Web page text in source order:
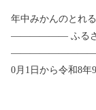
年中みかんのとれるまち 御
―――――― ふるさと
0月1日から令和8年
県は日本で一番大